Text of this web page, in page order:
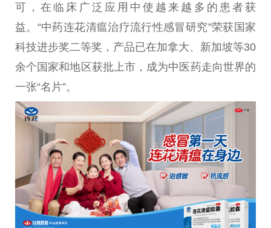
可，在临床广泛应用中使越来越多的患者获
益。“中药连花清瘟治疗流行性感冒研究”荣获国家
科技进步奖二等奖，产品已在加拿大、新加坡等30
余个国家和地区获批上市，成为中医药走向世界的
一张“名片”。